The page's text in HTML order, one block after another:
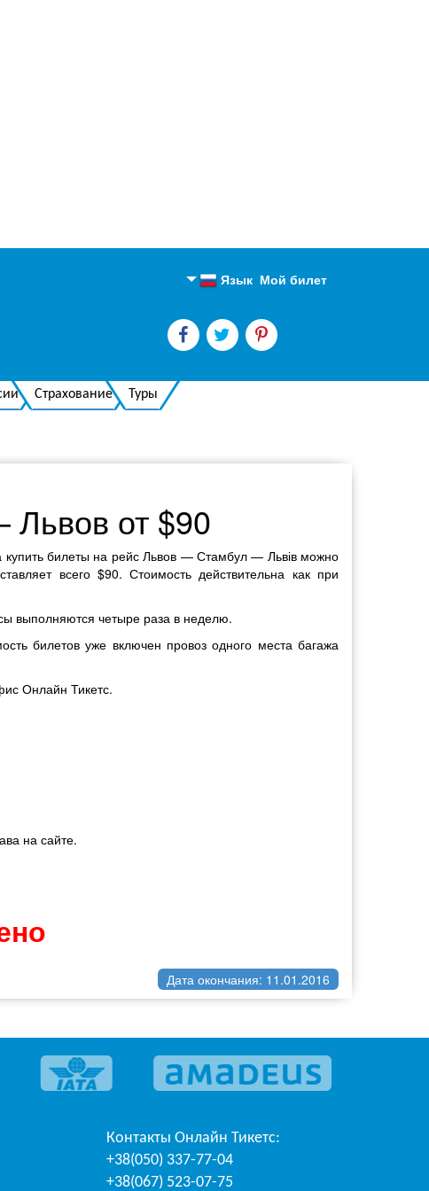
Мой билет
Язык
Английский
Страхование Туры
от $90
купить билеты на рейс Львов — Стамбул — Львів можно
всего $90. Стоимость действительна как при
выполняются четыре раза в неделю.
билетов уже включен провоз одного места багажа
Онлайн Тикетс.
на сайте.
Дата окончания: 11.01.2016
Контакты Онлайн Тикетс:
+38(050) 337-77-04
+38(067) 523-07-75